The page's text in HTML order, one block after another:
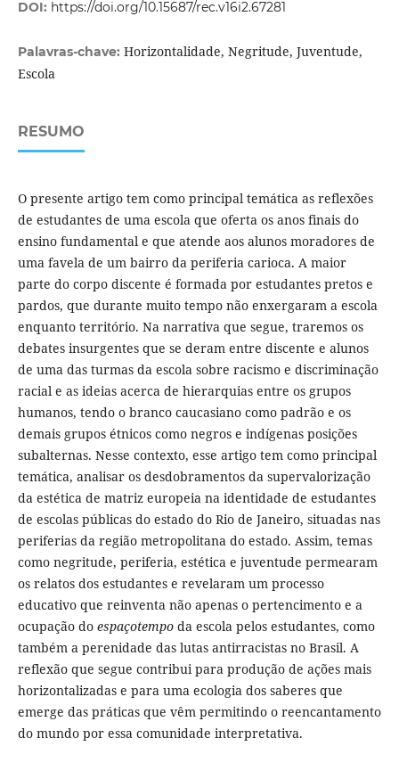
DOI: https://doi.org/10.15687/rec.v16i2.67281
Palavras-chave: Horizontalidade, Negritude, Juventude,
Escola
RESUMO
O presente artigo tem como principal temática as reflexões
de estudantes de uma escola que oferta os anos finais do
ensino fundamental e que atende aos alunos moradores de
uma favela de um bairro da periferia carioca. A maior
parte do corpo discente é formada por estudantes pretos e
pardos, que durante muito tempo não enxergaram a escola
enquanto território. Na narrativa que segue, traremos os
debates insurgentes que se deram entre discente e alunos
de uma das turmas da escola sobre racismo e discriminação
racial e as ideias acerca de hierarquias entre os grupos
humanos, tendo o branco caucasiano como padrão e os
demais grupos étnicos como negros e indígenas posições
subalternas. Nesse contexto, esse artigo tem como principal
temática, analisar os desdobramentos da supervalorização
da estética de matriz europeia na identidade de estudantes
de escolas públicas do estado do Rio de Janeiro, situadas nas
periferias da região metropolitana do estado. Assim, temas
como negritude, periferia, estética e juventude permearam
os relatos dos estudantes e revelaram um processo
educativo que reinventa não apenas o pertencimento e a
ocupação do espaçotempoda escola pelos estudantes, como
também a perenidade das lutas antirracistas no Brasil. A
reflexão que segue contribui para produção de ações mais
horizontalizadas e para uma ecologia dos saberes que
emerge das práticas que vêm permitindo o reencantamento
do mundo por essa comunidade interpretativa.